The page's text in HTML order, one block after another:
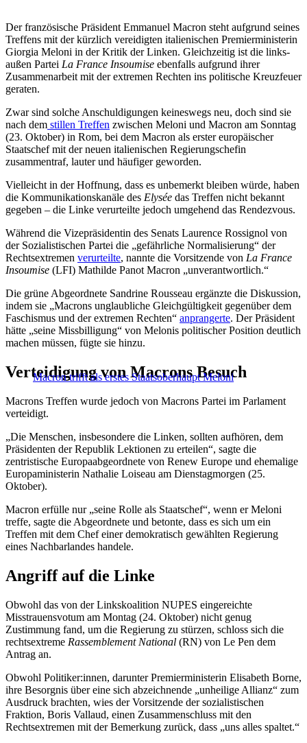
Der französische Präsident Emmanuel Macron steht aufgrund seines
Treffens mit der kürzlich vereidigten italienischen Premierministerin
Giorgia Meloni in der Kritik der Linken. Gleichzeitig ist die links-
außen Partei La France Insoumise ebenfalls aufgrund ihrer
Zusammenarbeit mit der extremen Rechten ins politische Kreuzfeuer
geraten.
Zwar sind solche Anschuldigungen keineswegs neu, doch sind sie
nach dem stillen Treffen zwischen Meloni und Macron am Sonntag
(23. Oktober) in Rom, bei dem Macron als erster europäischer
Staatschef mit der neuen italienischen Regierungschefin
zusammentraf, lauter und häufiger geworden.
Vielleicht in der Hoffnung, dass es unbemerkt bleiben würde, haben
die Kommunikationskanäle des Elysée das Treffen nicht bekannt
gegeben – die Linke verurteilte jedoch umgehend das Rendezvous.
Während die Vizepräsidentin des Senats Laurence Rossignol von
der Sozialistischen Partei die „gefährliche Normalisierung“ der
Rechtsextremen verurteilte, nannte die Vorsitzende von La France
Insoumise (LFI) Mathilde Panot Macron „unverantwortlich.“
Die grüne Abgeordnete Sandrine Rousseau ergänzte die Diskussion,
indem sie „Macrons unglaubliche Gleichgültigkeit gegenüber dem
Faschismus und der extremen Rechten“ anprangerte. Der Präsident
hätte „seine Missbilligung“ von Melonis politischer Position deutlich
machen müssen, fügte sie hinzu.
Macron trifft als erstes Staatsoberhaupt Meloni
Verteidigung von Macrons Besuch
Macrons Treffen wurde jedoch von Macrons Partei im Parlament
verteidigt.
„Die Menschen, insbesondere die Linken, sollten aufhören, dem
Präsidenten der Republik Lektionen zu erteilen“, sagte die
zentristische Europaabgeordnete von Renew Europe und ehemalige
Europaministerin Nathalie Loiseau am Dienstagmorgen (25.
Oktober).
Macron erfülle nur „seine Rolle als Staatschef“, wenn er Meloni
treffe, sagte die Abgeordnete und betonte, dass es sich um ein
Treffen mit dem Chef einer demokratisch gewählten Regierung
eines Nachbarlandes handele.
Angriff auf die Linke
Obwohl das von der Linkskoalition NUPES eingereichte
Misstrauensvotum am Montag (24. Oktober) nicht genug
Zustimmung fand, um die Regierung zu stürzen, schloss sich die
rechtsextreme Rassemblement National (RN) von Le Pen dem
Antrag an.
Obwohl Politiker:innen, darunter Premierministerin Elisabeth Borne,
ihre Besorgnis über eine sich abzeichnende „unheilige Allianz“ zum
Ausdruck brachten, wies der Vorsitzende der sozialistischen
Fraktion, Boris Vallaud, einen Zusammenschluss mit den
Rechtsextremen mit der Bemerkung zurück, dass „uns alles spaltet.“